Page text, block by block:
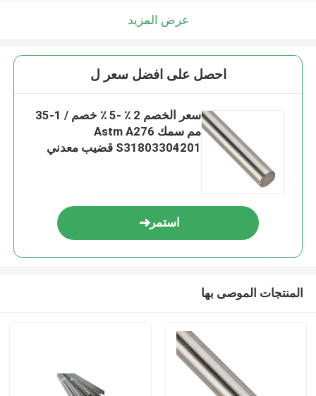
عرض المزيد
احصل على افضل سعر ل
سعر الخصم 2 ٪ -5 ٪ خصم / 1-35
مم سمك Astm A276
S31803304201 قضيب معدني
استمر
المنتجات الموصى بها